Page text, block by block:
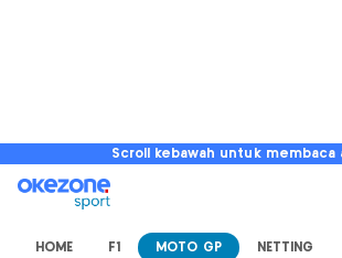
Scroll kebawah untuk membaca
HOME F1 MOTO GP NETTING